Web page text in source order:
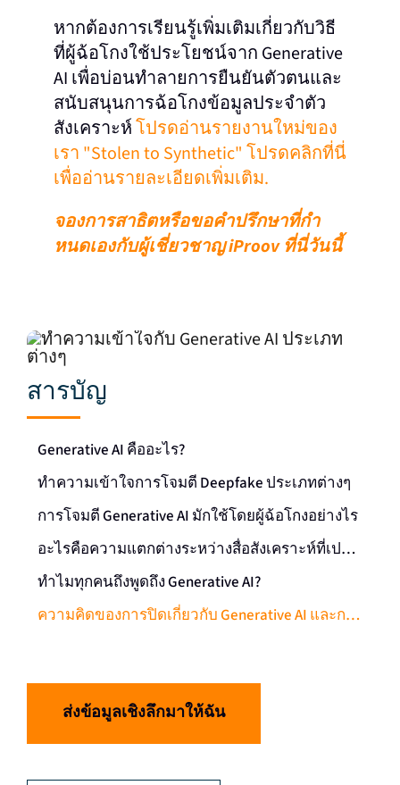
หากต้องการเรียนรู้เพิ่มเติมเกี่ยวกับวิธี
ที่ผู้ฉ้อโกงใช้ประโยชน์จาก Generative
AI เพื่อบ่อนทําลายการยืนยันตัวตนและ
สนับสนุนการฉ้อโกงข้อมูลประจําตัว
สังเคราะห์โปรดอ่านรายงานใหม่ของ
เรา "Stolen to Synthetic" โปรดคลิกที่นี่
เพื่ออ่านรายละเอียดเพิ่มเติม.
จองการสาธิตหรือขอคําปรึกษาที่กํา
หนดเองกับผู้เชี่ยวชาญ iProov ที่นี่วันนี้
สารบัญ
Generative AI คืออะไร?
ทําความเข้าใจการโจมตี Deepfake ประเภทต่างๆ
การโจมตี Generative AI มักใช้โดยผู้ฉ้อโกงอย่างไร
อะไรคือความแตกต่างระหว่างสื่อสังเคราะห์ที่เปลี่ยนแปลงทางดิจิทัลและสื่อสังเคราะห์ที่สร้างขึ้นทางดิจิทัล?
ทําไมทุกคนถึงพูดถึง Generative AI?
ความคิดของการปิดเกี่ยวกับ Generative AI และการตรวจสอบใบหน้าไบโอเมตริกซ์
ส่งข้อมูลเชิงลึกมาให้ฉัน